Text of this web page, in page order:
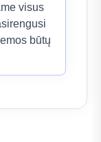
visus
būtų